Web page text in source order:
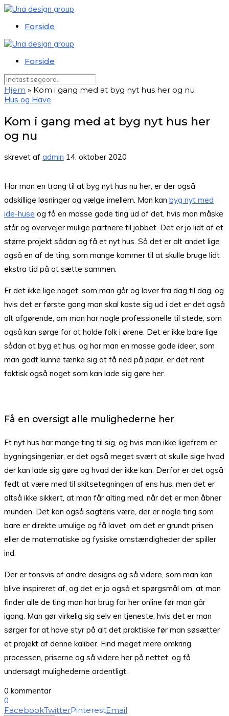
Forside
Forside
Hjem » Kom i gang med at byg nyt hus her og nu
Hus og Have
Kom i gang med at byg nyt hus her
og nu
skrevet af admin 14. oktober 2020
Har man en trang til at byg nyt hus nu her, er der også
adskillige løsninger og vælge imellem. Man kan byg nyt med
ide-huse og få en masse gode ting ud af det, hvis man måske
står og overvejer mulige partnere til jobbet. Det er jo lidt af et
større projekt sådan og få et nyt hus. Så det er alt andet lige
også en af de ting, som mange kommer til at skulle bruge lidt
ekstra tid på at sætte sammen.
Er det ikke lige noget, som man går og laver fra dag til dag, og
hvis det er første gang man skal kaste sig ud i det er det også
alt afgørende, om man har nogle professionelle til stede, som
også kan sørge for at holde folk i ørene. Det er ikke bare lige
sådan at byg et hus, og har man en masse gode ideer, som
man godt kunne tænke sig at få ned på papir, er det rent
faktisk også noget som kan lade sig gøre her.
Få en oversigt alle mulighederne her
Et nyt hus har mange ting til sig, og hvis man ikke ligefrem er
bygningsingeniør, er det også meget svært at skulle sige hvad
der kan lade sig gøre og hvad der ikke kan. Derfor er det også
fedt at være med til skitsetegningen af ens hus, men det er
altså ikke sikkert, at man får alting med, når det er man åbner
munden. Det kan også sagtens være, der er nogle ting som
bare er direkte umulige og få lavet, om det er grundt prisen
eller de matematiske og fysiske omstændigheder der spiller
ind.
Der er tonsvis af andre designs og så videre, som man kan
blive inspireret af, og det er jo også et spørgsmål om, at man
finder alle de ting man har brug for her online før man går
igang. Man gør virkelig sig selv en tjeneste, hvis det er man
sørger for at have styr på alt det praktiske før man søsætter
et projekt af denne kaliber. Find meget mere omkring
processen, priserne og så videre her på nettet, og få
undersøgt mulighederne ordentligt.
0 kommentar
0
FacebookTwitterPinterestEmail